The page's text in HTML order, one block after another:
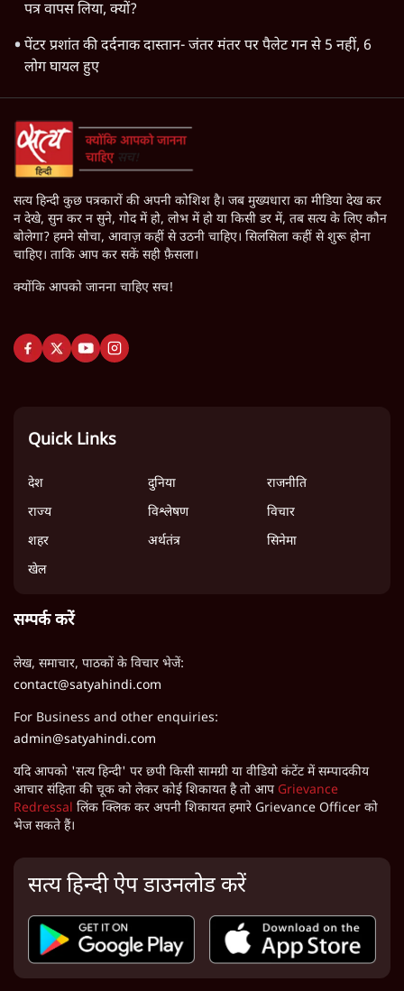
पत्र वापस लिया, क्यों?
पेंटर प्रशांत की दर्दनाक दास्तान- जंतर मंतर पर पैलेट गन से 5 नहीं, 6
लोग घायल हुए
सत्य हिन्दी कुछ पत्रकारों की अपनी कोशिश है। जब मुख्यधारा का मीडिया देख कर
न देखे, सुन कर न सुने, गोद में हो, लोभ में हो या किसी डर में, तब सत्य के लिए कौन
बोलेगा? हमने सोचा, आवाज़ कहीं से उठनी चाहिए। सिलसिला कहीं से शुरू होना
चाहिए। ताकि आप कर सकें सही फ़ैसला।
क्योंकि आपको जानना चाहिए सच!
Quick Links
देश दुनिया
राजनीति
राज्य
विश्लेषण
विचार
शहर
अर्थतंत्र
सिनेमा
खेल
सम्पर्क करें
लेख, समाचार, पाठकों के विचार भेजें:
contact@satyahindi.com
For Business and other enquiries:
admin@satyahindi.com
यदि आपको 'सत्य हिन्दी' पर छपी किसी सामग्री या वीडियो कंटेंट में सम्पादकीय
आचार संहिता की चूक को लेकर कोई शिकायत है तो आप Grievance
Redressal लिंक क्लिक कर अपनी शिकायत हमारे Grievance Officer को
भेज सकते हैं।
सत्य हिन्दी ऐप डाउनलोड करें